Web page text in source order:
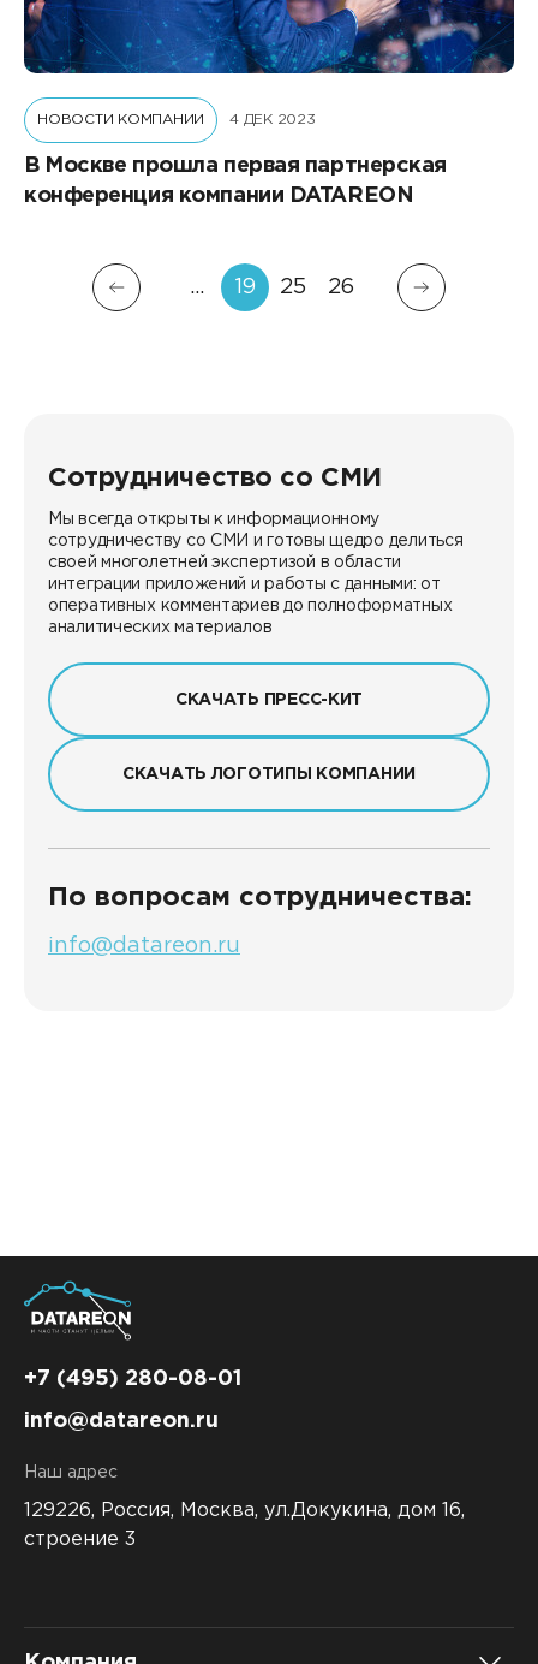
НОВОСТИ КОМПАНИИ 4 ДЕК 2023
В Москве прошла первая партнерская
конференция компании DATAREON
… 19 25 26
Сотрудничество со СМИ
Мы всегда открыты к информационному
сотрудничеству со СМИ и готовы щедро делиться
своей многолетней экспертизой в области
интеграции приложений и работы с данными: от
оперативных комментариев до полноформатных
аналитических материалов
СКАЧАТЬ ПРЕСС-КИТ
CКАЧАТЬ ЛОГОТИПЫ КОМПАНИИ
По вопросам сотрудничества:
info@datareon.ru
+7 (495) 280-08-01
info@datareon.ru
Наш адрес
129226, Россия, Москва, ул.Докукина, дом 16,
строение 3